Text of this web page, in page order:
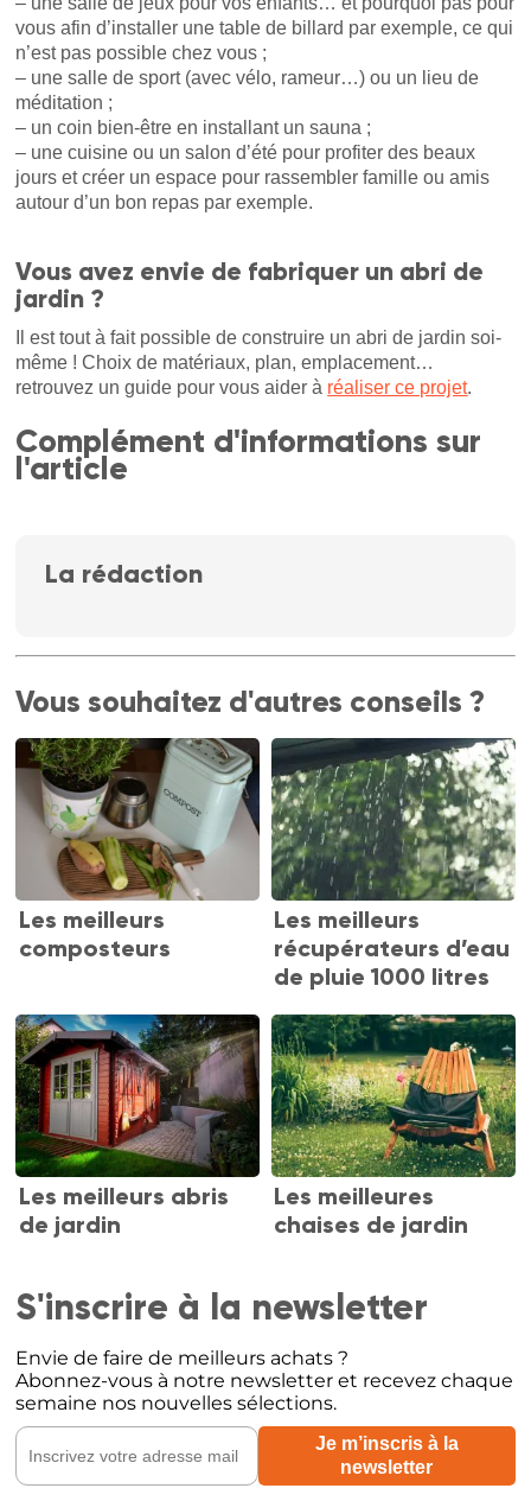
vous afin d’installer une table de billard par exemple, ce qui
n’est pas possible chez vous ;
– une salle de sport (avec vélo, rameur…) ou un lieu de
méditation ;
– un coin bien-être en installant un sauna ;
– une cuisine ou un salon d’été pour profiter des beaux
jours et créer un espace pour rassembler famille ou amis
autour d’un bon repas par exemple.
Vous avez envie de fabriquer un abri de
jardin ?
Il est tout à fait possible de construire un abri de jardin soi-
même ! Choix de matériaux, plan, emplacement…
retrouvez un guide pour vous aider à réaliser ce projet.
Complément d'informations sur
l'article
La rédaction
Vous souhaitez d'autres conseils ?
Les meilleurs
composteurs
Les meilleurs
récupérateurs d’eau
de pluie 1000 litres
Les meilleurs abris
de jardin
Les meilleures
chaises de jardin
S'inscrire à la newsletter
Envie de faire de meilleurs achats ?
Abonnez-vous à notre newsletter et recevez chaque
semaine nos nouvelles sélections.